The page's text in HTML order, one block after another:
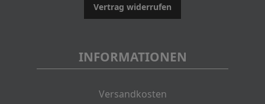
Vertrag widerrufen
INFORMATIONEN
Versandkosten